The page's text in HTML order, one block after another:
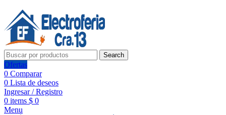
Search
Ofertas
0 Comparar
0 Lista de deseos
Ingresar / Registro
0 items $ 0
Menu